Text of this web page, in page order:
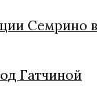
Семрино
Гатчиной